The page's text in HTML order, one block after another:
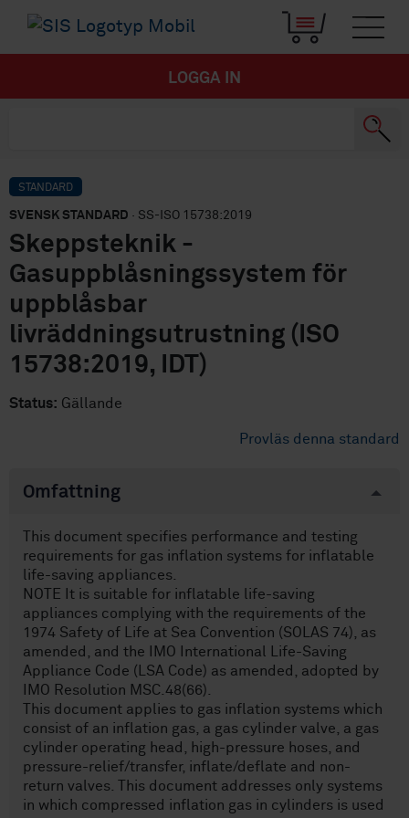
LOGGA IN
STANDARD
SVENSK STANDARD · SS-ISO 15738:2019
Skeppsteknik -
Gasuppblåsningssystem för
uppblåsbar
livräddningsutrustning (ISO
15738:2019, IDT)
Status: Gällande
Provläs denna standard
Omfattning
This document specifies performance and testing
requirements for gas inflation systems for inflatable
life-saving appliances.
NOTE It is suitable for inflatable life-saving
appliances complying with the requirements of the
1974 Safety of Life at Sea Convention (SOLAS 74), as
amended, and the IMO International Life-Saving
Appliance Code (LSA Code) as amended, adopted by
IMO Resolution MSC.48(66).
This document applies to gas inflation systems which
consist of an inflation gas, a gas cylinder valve, a gas
cylinder operating head, high-pressure hoses, and
pressure-relief/transfer, inflate/deflate and non-
return valves. This document addresses only systems
in which compressed inflation gas in cylinders is used